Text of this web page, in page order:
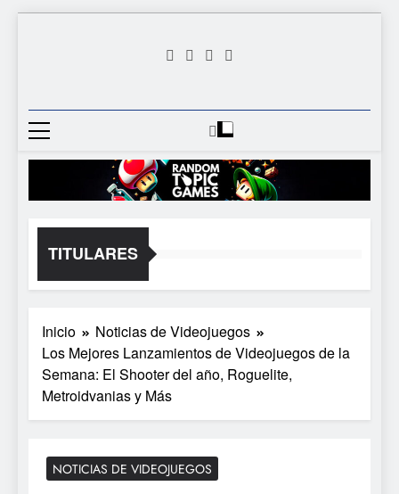
Random
Games
Videojuego Favorito
TITULARES
Inicio
Noticias de Videojuegos
Los Mejores Lanzamientos de Videojuegos de la
Semana: El Shooter del año, Roguelite,
Metroidvanias y Más
NOTICIAS DE VIDEOJUEGOS